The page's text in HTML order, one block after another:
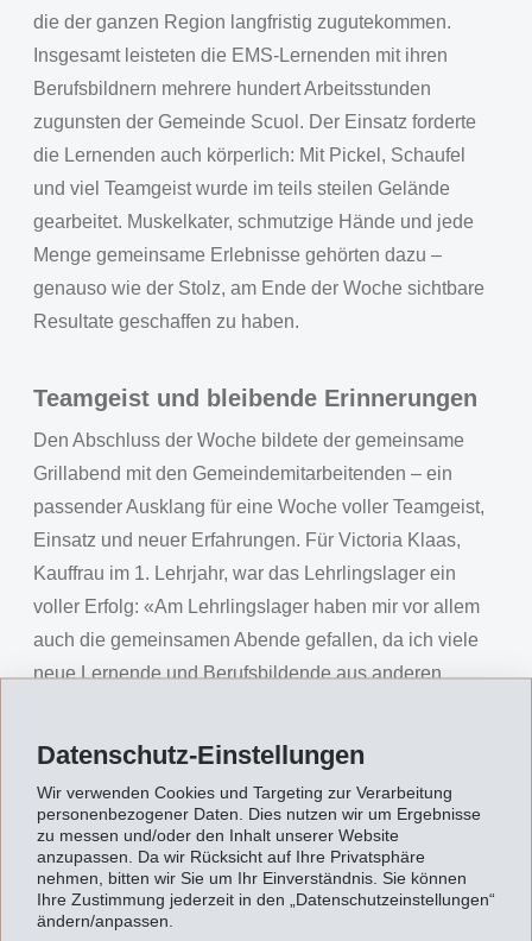
Datenschutz-Einstellungen
Wir verwenden Cookies und Targeting zur Verarbeitung
personenbezogener Daten. Dies nutzen wir um Ergebnisse
zu messen und/oder den Inhalt unserer Website
anzupassen. Da wir Rücksicht auf Ihre Privatsphäre
nehmen, bitten wir Sie um Ihr Einverständnis. Sie können
Ihre Zustimmung jederzeit in den „Datenschutzeinstellungen“
ändern/anpassen.
die der ganzen Region langfristig zugutekommen.
Insgesamt leisteten die EMS-Lernenden mit ihren
Berufsbildnern mehrere hundert Arbeitsstunden
zugunsten der Gemeinde Scuol. Der Einsatz forderte
die Lernenden auch körperlich: Mit Pickel, Schaufel
und viel Teamgeist wurde im teils steilen Gelände
gearbeitet. Muskelkater, schmutzige Hände und jede
Menge gemeinsame Erlebnisse gehörten dazu –
genauso wie der Stolz, am Ende der Woche sichtbare
Resultate geschaffen zu haben.
Teamgeist und bleibende Erinnerungen
Den Abschluss der Woche bildete der gemeinsame
Grillabend mit den Gemeindemitarbeitenden – ein
passender Ausklang für eine Woche voller Teamgeist,
Einsatz und neuer Erfahrungen. Für Victoria Klaas,
Kauffrau im 1. Lehrjahr, war das Lehrlingslager ein
voller Erfolg: «Am Lehrlingslager haben mir vor allem
auch die gemeinsamen Abende gefallen, da ich viele
neue Lernende und Berufsbildende aus anderen
Bogn Engiadina, wo wir nach den Tagen körperlicher
Arbeit in der Natur wunderbar entspannen konnten.»
Und auch wenn einige mit Blasen an den Händen nach
Hause kehrten, bleibt vor allem das gute Gefühl in
Erinnerung, einen wertvollen Beitrag für die